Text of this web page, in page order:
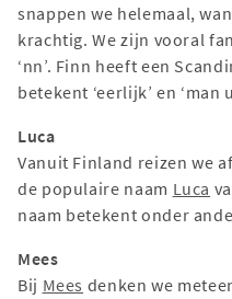
snappen we helemaal,
krachtig. We zijn vooral
‘nn’. Finn heeft een
betekent ‘eerlijk’ en ‘man
Luca
Vanuit Finland reizen we
de populaire naam Luca
naam betekent onder
Mees
Bij Mees denken we